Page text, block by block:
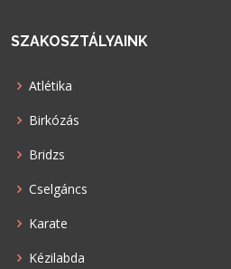
SZAKOSZTÁLYAINK
Atlétika
Birkózás
Bridzs
Cselgáncs
Karate
Kézilabda